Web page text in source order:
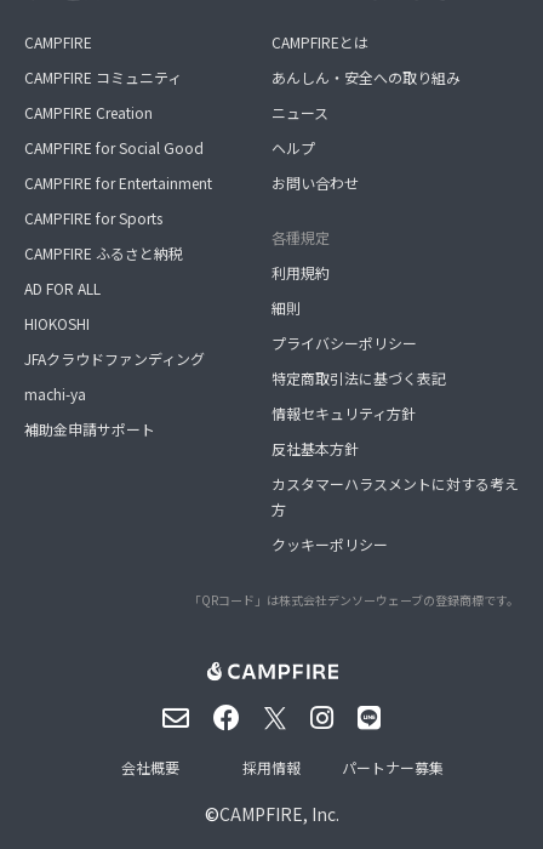
CAMPFIRE
CAMPFIRE コミュニティ
CAMPFIRE Creation
CAMPFIRE for Social Good
CAMPFIRE for Entertainment
CAMPFIRE for Sports
CAMPFIRE ふるさと納税
AD FOR ALL
HIOKOSHI
JFAクラウドファンディング
machi-ya
補助金申請サポート
CAMPFIREとは
あんしん・安全への取り組み
ニュース
ヘルプ
お問い合わせ
各種規定
利用規約
細則
プライバシーポリシー
特定商取引法に基づく表記
情報セキュリティ方針
反社基本方針
カスタマーハラスメントに対する考え
方
クッキーポリシー
「QRコード」は株式会社デンソーウェーブの登録商標です。
©CAMPFIRE, Inc.
会社概要 採用情報 パートナー募集